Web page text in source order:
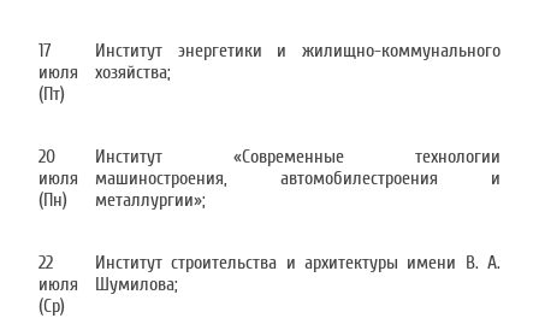
17
июля
(Пт)
Институт энергетики и жилищно-коммунального
хозяйства;
20
июля
(Пн)
Институт «Современные технологии
машиностроения, автомобилестроения и
металлургии»;
22
июля
(Ср)
Институт строительства и архитектуры имени В. А.
Шумилова;